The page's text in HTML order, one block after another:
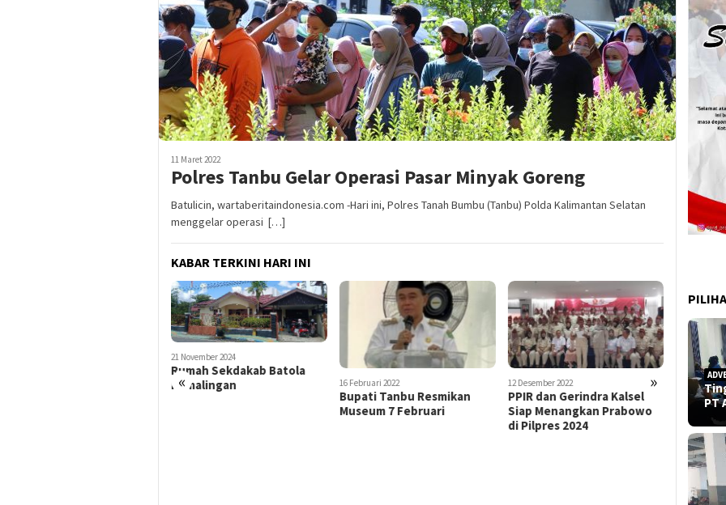
11 Maret 2022
Polres Tanbu Gelar Operasi Pasar Minyak Goreng
Batulicin, wartaberitaindonesia.com -Hari ini, Polres Tanah Bumbu (Tanbu) Polda Kalimantan Selatan
menggelar operasi […]
KABAR TERKINI HARI INI
« »
16 Februari 2022
Bupati Tanbu Resmikan
12 Desember 2022
PPIR dan Gerindra Kalsel
Siap Menangkan Prabowo
10 Juni 2023
Samsat Banjarmasin
Respon Cepat Sikapi
Keluhan Warga
20 November
ISNU
PT